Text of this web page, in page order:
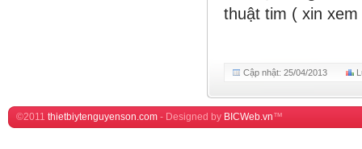
thuật tim ( xin
Cập nhật: 25/04/2013
©2011 thietbiytenguyenson.com - Designed by BICWeb.vn™